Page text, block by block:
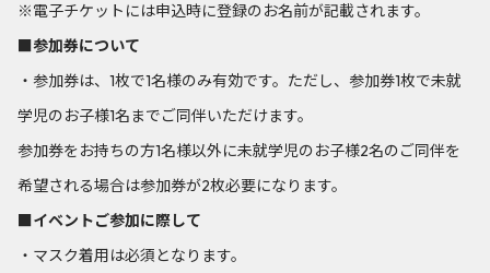
※電子チケットには申込時に登録のお名前が記載されます。
■参加券について
・参加券は、1枚で1名様のみ有効です。ただし、参加券1枚で未就
学児のお子様1名までご同伴いただけます。
参加券をお持ちの方1名様以外に未就学児のお子様2名のご同伴を
希望される場合は参加券が2枚必要になります。
■イベントご参加に際して
・マスク着用は必須となります。